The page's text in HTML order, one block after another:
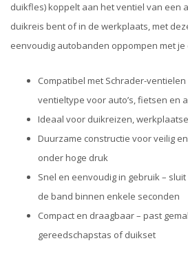
duikfles) koppelt aan het ventiel van een
duikreis bent of in de werkplaats, met
eenvoudig autobanden oppompen met je
Compatibel met Schrader-
ventieltype voor auto’s, fietsen en
Ideaal voor duikreizen,
Duurzame constructie voor veilig
onder hoge druk
Snel en eenvoudig in gebruik –
de band binnen enkele seconden
Compact en draagbaar – past
gereedschapstas of duikset